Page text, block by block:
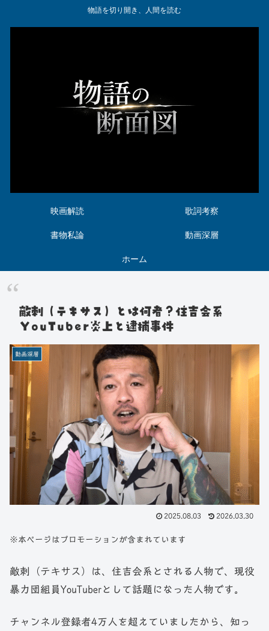
物語を切り開き、人間を読む
映画解読 歌詞考察
書物私論 動画深層
ホーム
敵刺（テキサス）とは何者？住吉会系
YouTuber炎上と逮捕事件
動画深層
2025.08.03 2026.03.30
※本ページはプロモーションが含まれています
敵刺（テキサス）は、住吉会系とされる人物で、現役
暴力団組員YouTuberとして話題になった人物です。
チャンネル登録者4万人を超えていましたから、知っ